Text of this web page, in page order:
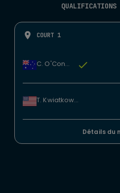
COURT 1
C. O'Connell
T. Kwiatkowski
Détails du